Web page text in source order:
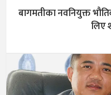
बागमतीका नवनियुक्त
लिए